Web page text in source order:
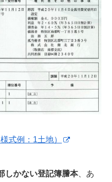
式例：1土地）
しかない登記簿謄本、あ